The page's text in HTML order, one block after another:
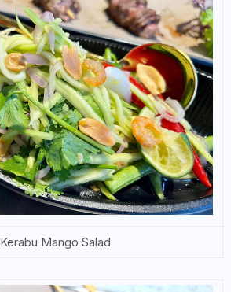
Kerabu Mango Salad